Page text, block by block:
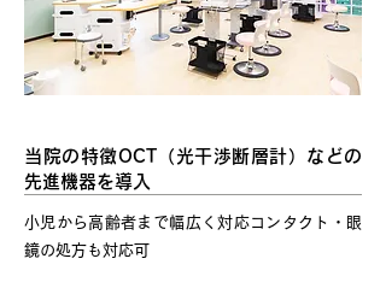
当院の特徴OCT（光干渉断層計）などの
先進機器を導入
小児から高齢者まで幅広く対応コンタクト・眼
鏡の処方も対応可